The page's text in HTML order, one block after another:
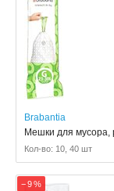
Brabantia
Мешки для мусора,
Кол-во: 10, 40 шт
− 9 %